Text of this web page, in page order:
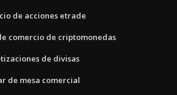
de acciones etrade
comercio de criptomonedas
de divisas
de mesa comercial